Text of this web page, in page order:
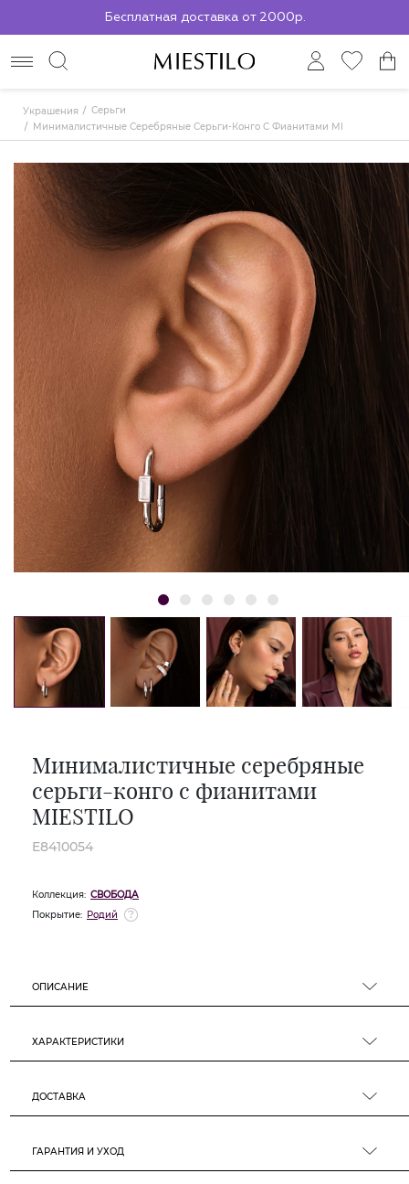
По всей России до ПВЗ СДЭК
Украшения
Серьги
Минималистичные Серебряные Серьги-Конго С Фианитами MIESTILO
Минималистичные серебряные
серьги-конго с фианитами
MIESTILO
E8410054
Коллекция: СВОБОДА
Покрытие: Родий
ОПИСАНИЕ
ХАРАКТЕРИСТИКИ
ДОСТАВКА
ГАРАНТИЯ И УХОД